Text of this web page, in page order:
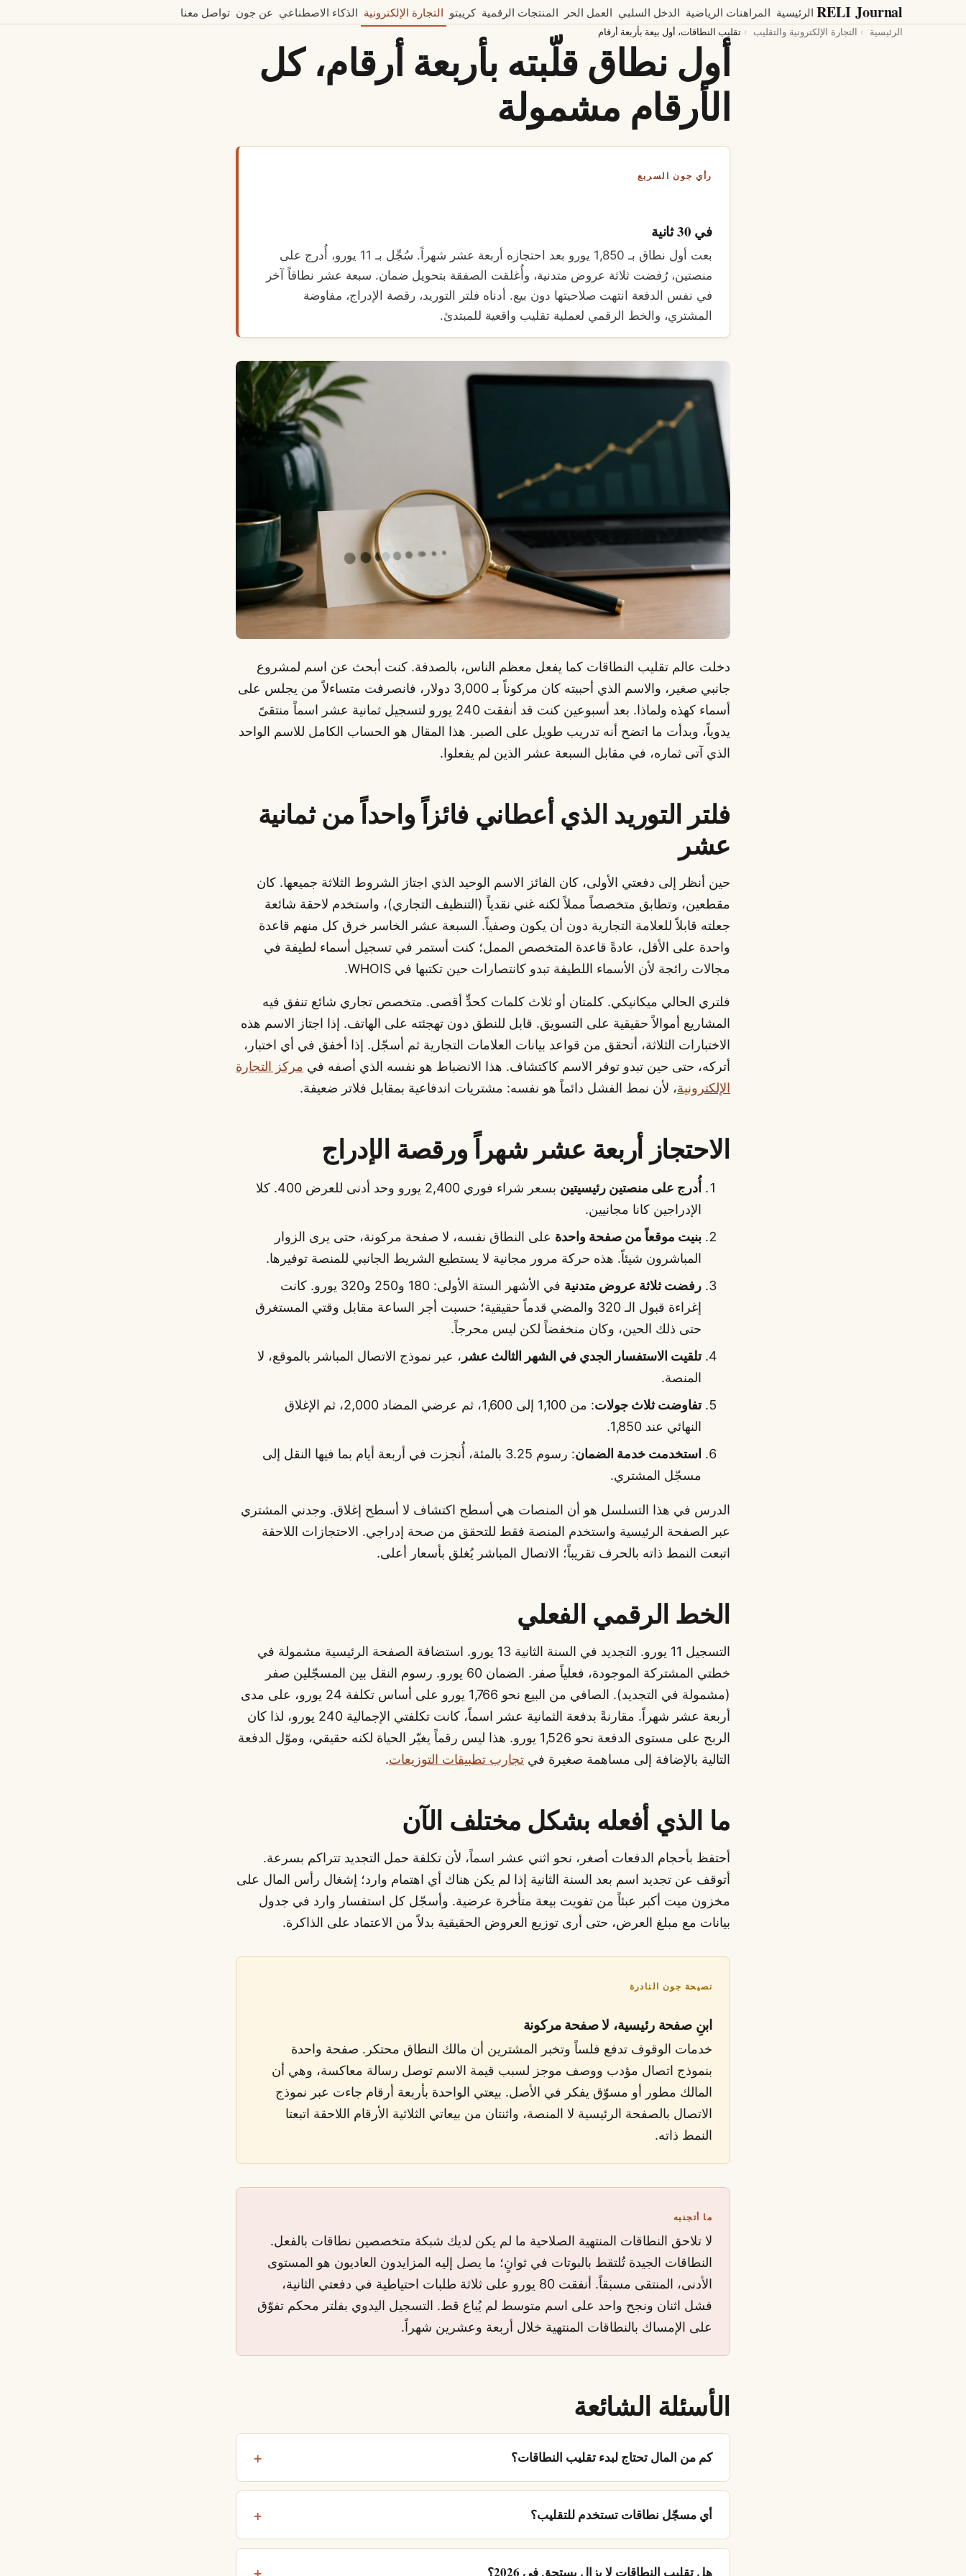
RELI Journal الرئيسية المراهنات الرياضية الدخل السلبي العمل الحر المنتجات الرقمية كريبتو التجارة الإلكترونية الذكاء الاصطناعي عن جون تواصل معنا
الرئيسية التجارة الإلكترونية والتقليب تقليب النطاقات، أول بيعة بأربعة أرقام
أول نطاق قلّبته بأربعة أرقام، كل
الأرقام مشمولة
رأي جون السريع
في 30 ثانية
بعت أول نطاق بـ 1,850 يورو بعد احتجازه أربعة عشر شهراً. سُجِّل بـ 11 يورو، أُدرج على
منصتين، رُفضت ثلاثة عروض متدنية، وأُغلقت الصفقة بتحويل ضمان. سبعة عشر نطاقاً آخر
في نفس الدفعة انتهت صلاحيتها دون بيع. أدناه فلتر التوريد، رقصة الإدراج، مفاوضة
المشتري، والخط الرقمي لعملية تقليب واقعية للمبتدئ.
دخلت عالم تقليب النطاقات كما يفعل معظم الناس، بالصدفة. كنت أبحث عن اسم لمشروع
جانبي صغير، والاسم الذي أحببته كان مركوناً بـ 3,000 دولار، فانصرفت متساءلاً من يجلس على
أسماء كهذه ولماذا. بعد أسبوعين كنت قد أنفقت 240 يورو لتسجيل ثمانية عشر اسماً منتقىً
يدوياً، وبدأت ما اتضح أنه تدريب طويل على الصبر. هذا المقال هو الحساب الكامل للاسم الواحد
الذي آتى ثماره، في مقابل السبعة عشر الذين لم يفعلوا.
فلتر التوريد الذي أعطاني فائزاً واحداً من ثمانية
عشر
حين أنظر إلى دفعتي الأولى، كان الفائز الاسم الوحيد الذي اجتاز الشروط الثلاثة جميعها. كان
مقطعين، وتطابق متخصصاً مملاً لكنه غني نقدياً (التنظيف التجاري)، واستخدم لاحقة شائعة
جعلته قابلاً للعلامة التجارية دون أن يكون وصفياً. السبعة عشر الخاسر خرق كل منهم قاعدة
واحدة على الأقل، عادةً قاعدة المتخصص الممل؛ كنت أستمر في تسجيل أسماء لطيفة في
مجالات رائجة لأن الأسماء اللطيفة تبدو كانتصارات حين تكتبها في WHOIS.
فلتري الحالي ميكانيكي. كلمتان أو ثلاث كلمات كحدٍّ أقصى. متخصص تجاري شائع تنفق فيه
المشاريع أموالاً حقيقية على التسويق. قابل للنطق دون تهجئته على الهاتف. إذا اجتاز الاسم هذه
الاختبارات الثلاثة، أتحقق من قواعد بيانات العلامات التجارية ثم أسجّل. إذا أخفق في أي اختبار،
أتركه، حتى حين تبدو توفر الاسم كاكتشاف. هذا الانضباط هو نفسه الذي أصفه في مركز التجارة
الإلكترونية، لأن نمط الفشل دائماً هو نفسه: مشتريات اندفاعية بمقابل فلاتر ضعيفة.
الاحتجاز أربعة عشر شهراً ورقصة الإدراج
أُدرج على منصتين رئيسيتين
بسعر شراء فوري 2,400 يورو وحد أدنى للعرض 400. كلا
الإدراجين كانا مجانيين.
بنيت موقعاً من صفحة واحدة على النطاق نفسه، لا صفحة مركونة، حتى يرى الزوار
المباشرون شيئاً. هذه حركة مرور مجانية لا يستطيع الشريط الجانبي للمنصة توفيرها.
رفضت ثلاثة عروض متدنية
في الأشهر الستة الأولى: 180 و250 و320 يورو. كانت
إغراءة قبول الـ 320 والمضي قدماً حقيقية؛ حسبت أجر الساعة مقابل وقتي المستغرق
حتى ذلك الحين، وكان منخفضاً لكن ليس محرجاً.
تلقيت الاستفسار الجدي في الشهر الثالث عشر ، عبر نموذج الاتصال المباشر بالموقع، لا
المنصة.
تفاوضت ثلاث جولات
: من 1,100 إلى 1,600، ثم عرضي المضاد 2,000، ثم الإغلاق
النهائي عند 1,850.
استخدمت خدمة الضمان
: رسوم 3.25 بالمئة، أُنجزت في أربعة أيام بما فيها النقل إلى
مسجّل المشتري.
الدرس في هذا التسلسل هو أن المنصات هي أسطح اكتشاف لا أسطح إغلاق. وجدني المشتري
عبر الصفحة الرئيسية واستخدم المنصة فقط للتحقق من صحة إدراجي. الاحتجازات اللاحقة
اتبعت النمط ذاته بالحرف تقريباً؛ الاتصال المباشر يُغلق بأسعار أعلى.
الخط الرقمي الفعلي
التسجيل 11 يورو. التجديد في السنة الثانية 13 يورو. استضافة الصفحة الرئيسية مشمولة في
خطتي المشتركة الموجودة، فعلياً صفر. الضمان 60 يورو. رسوم النقل بين المسجّلين صفر
(مشمولة في التجديد). الصافي من البيع نحو 1,766 يورو على أساس تكلفة 24 يورو، على مدى
أربعة عشر شهراً. مقارنةً بدفعة الثمانية عشر اسماً، كانت تكلفتي الإجمالية 240 يورو، لذا كان
الربح على مستوى الدفعة نحو 1,526 يورو. هذا ليس رقماً يغيّر الحياة لكنه حقيقي، وموّل الدفعة
التالية بالإضافة إلى مساهمة صغيرة في تجارب تطبيقات التوزيعات.
ما الذي أفعله بشكل مختلف الآن
أحتفظ بأحجام الدفعات أصغر، نحو اثني عشر اسماً، لأن تكلفة حمل التجديد تتراكم بسرعة.
أتوقف عن تجديد اسم بعد السنة الثانية إذا لم يكن هناك أي اهتمام وارد؛ إشغال رأس المال على
مخزون ميت أكبر عبئاً من تفويت بيعة متأخرة عرضية. وأسجّل كل استفسار وارد في جدول
بيانات مع مبلغ العرض، حتى أرى توزيع العروض الحقيقية بدلاً من الاعتماد على الذاكرة.
نصيحة جون النادرة
ابنِ صفحة رئيسية، لا صفحة مركونة
خدمات الوقوف تدفع فلساً وتخبر المشترين أن مالك النطاق محتكر. صفحة واحدة
بنموذج اتصال مؤدب ووصف موجز لسبب قيمة الاسم توصل رسالة معاكسة، وهي أن
المالك مطور أو مسوّق يفكر في الأصل. بيعتي الواحدة بأربعة أرقام جاءت عبر نموذج
الاتصال بالصفحة الرئيسية لا المنصة، واثنتان من بيعاتي الثلاثية الأرقام اللاحقة اتبعتا
النمط ذاته.
ما أتجنبه
لا تلاحق النطاقات المنتهية الصلاحية ما لم يكن لديك شبكة متخصصين نطاقات بالفعل.
النطاقات الجيدة تُلتقط بالبوتات في ثوانٍ؛ ما يصل إليه المزايدون العاديون هو المستوى
الأدنى، المنتقى مسبقاً. أنفقت 80 يورو على ثلاثة طلبات احتياطية في دفعتي الثانية،
فشل اثنان ونجح واحد على اسم متوسط لم يُباع قط. التسجيل اليدوي بفلتر محكم تفوّق
على الإمساك بالنطاقات المنتهية خلال أربعة وعشرين شهراً.
الأسئلة الشائعة
كم من المال تحتاج لبدء تقليب النطاقات؟
أي مسجّل نطاقات تستخدم للتقليب؟
هل تقليب النطاقات لا يزال يستحق في 2026؟